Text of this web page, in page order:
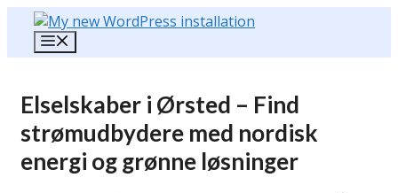
Hop
indhold
Elselskaber i Ørsted – Find
strømudbydere med nordisk
energi og grønne løsninger